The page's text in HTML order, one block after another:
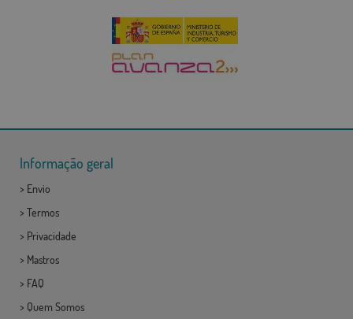
Informação geral
> Envio
> Termos
> Privacidade
> Mastros
> FAQ
> Quem Somos